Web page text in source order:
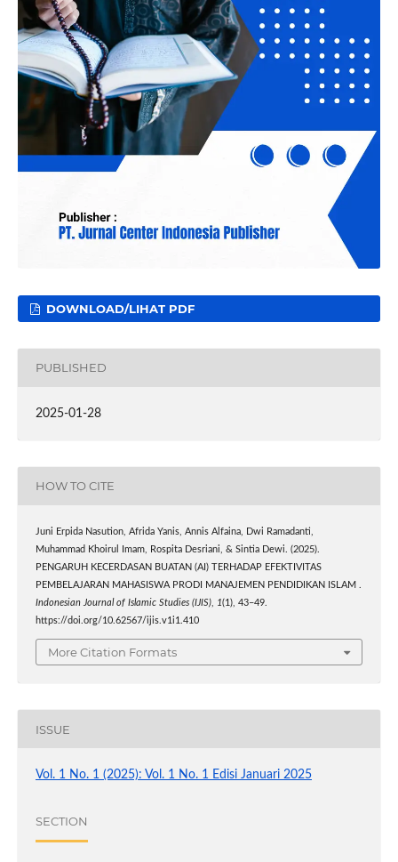
DOWNLOAD/LIHAT PDF
PUBLISHED
2025-01-28
HOW TO CITE
Juni Erpida Nasution, Afrida Yanis, Annis Alfaina, Dwi Ramadanti,
Muhammad Khoirul Imam, Rospita Desriani, & Sintia Dewi. (2025).
PENGARUH KECERDASAN BUATAN (AI) TERHADAP EFEKTIVITAS
PEMBELAJARAN MAHASISWA PRODI MANAJEMEN PENDIDIKAN ISLAM .
Indonesian Journal of Islamic Studies (IJIS), 1(1), 43–49.
https://doi.org/10.62567/ijis.v1i1.410
More Citation Formats
ISSUE
Vol. 1 No. 1 (2025): Vol. 1 No. 1 Edisi Januari 2025
SECTION